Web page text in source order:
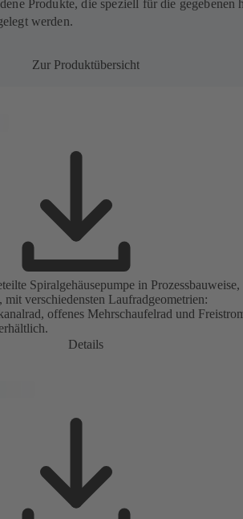
Produkte, die speziell für die gegebenen
werden.
Zur Produktübersicht
Spiralgehäusepumpe in Prozessbauweise,
verschiedensten Laufradgeometrien:
offenes Mehrschaufelrad und
Details